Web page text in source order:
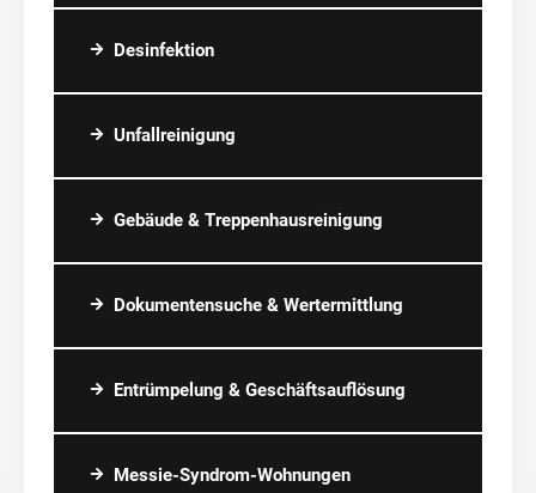
Desinfektion
Unfallreinigung
Gebäude & Treppenhausreinigung
Dokumentensuche & Wertermittlung
Entrümpelung & Geschäftsauflösung
Messie-Syndrom-Wohnungen